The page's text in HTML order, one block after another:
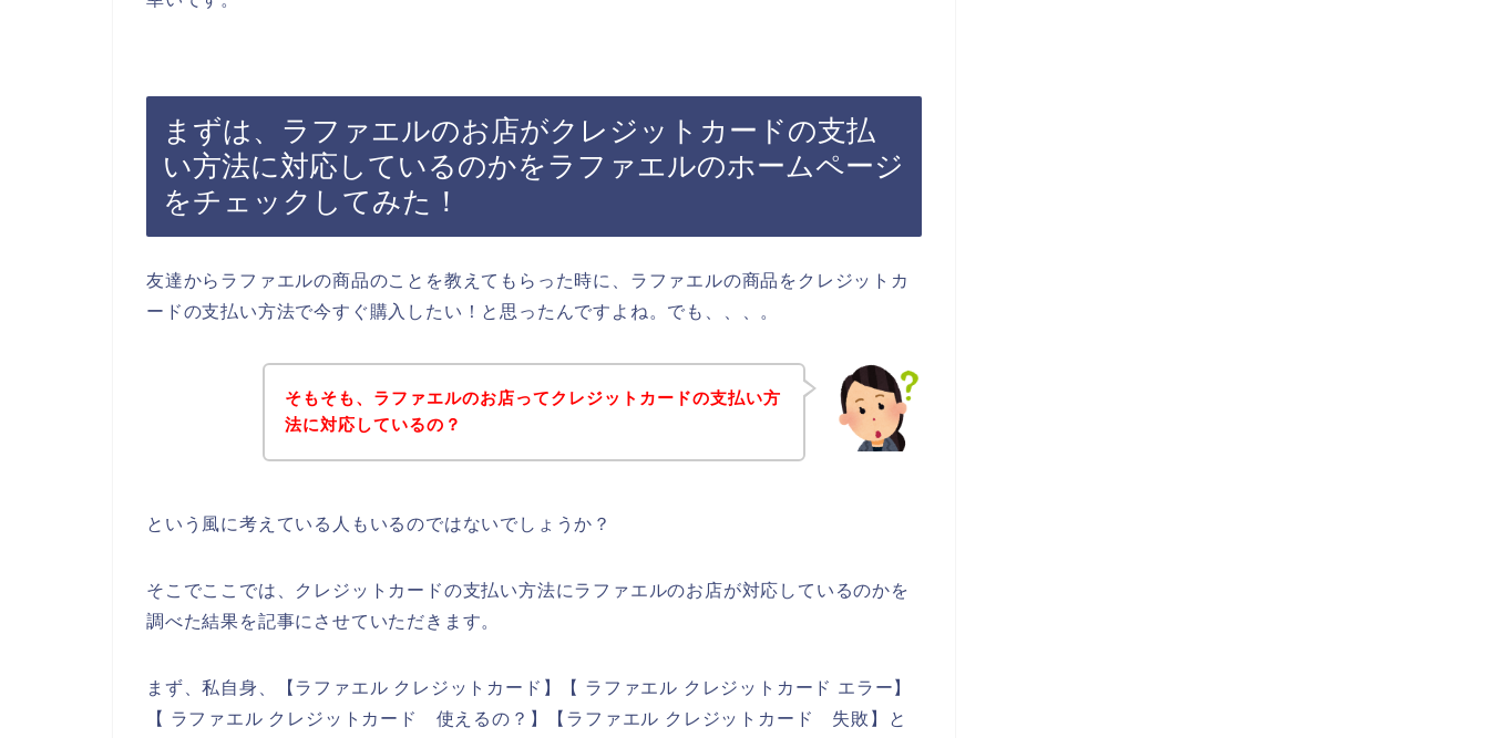
まずは、ラファエルのお店がクレジットカードの支払
い方法に対応しているのかをラファエルのホームページ
をチェックしてみた！
友達からラファエルの商品のことを教えてもらった時に、ラファエルの商品をクレジットカ
ードの支払い方法で今すぐ購入したい！と思ったんですよね。でも、、、。
そもそも、ラファエルのお店ってクレジットカードの支払い方
法に対応しているの？
という風に考えている人もいるのではないでしょうか？
そこでここでは、クレジットカードの支払い方法にラファエルのお店が対応しているのかを
調べた結果を記事にさせていただきます。
まず、私自身、【ラファエル クレジットカード】【 ラファエル クレジットカード エラー】
【 ラファエル クレジットカード 使えるの？】【ラファエル クレジットカード 失敗】と